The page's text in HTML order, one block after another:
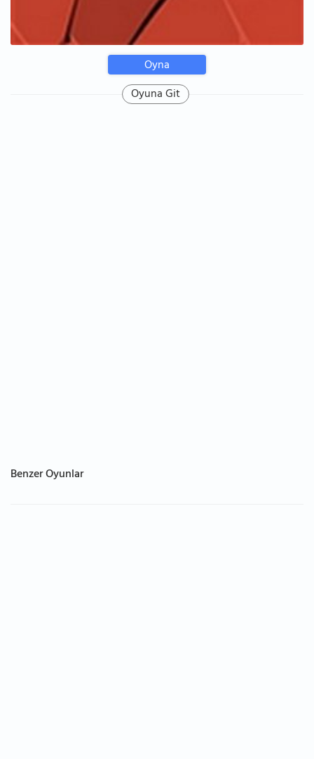
Oyna
Oyuna Git
Benzer Oyunlar